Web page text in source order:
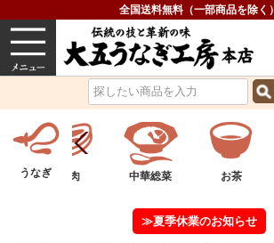
全国送料無料（一部商品を除く）
うなぎ 内祝い
うなぎ中華総菜 お茶 酒
≫夏季休業のお知らせ